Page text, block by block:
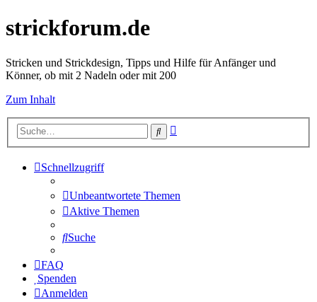
strickforum.de
Stricken und Strickdesign, Tipps und Hilfe für Anfänger und
Könner, ob mit 2 Nadeln oder mit 200
Zum Inhalt
Suche
Schnellzugriff
Unbeantwortete Themen
Aktive Themen
Suche
FAQ
Spenden
Anmelden